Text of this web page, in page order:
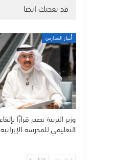
قد يعجبك ايضا
أخبار المدارس
وزير التربية يصدر قرارًا
التعليمي للمدرسة